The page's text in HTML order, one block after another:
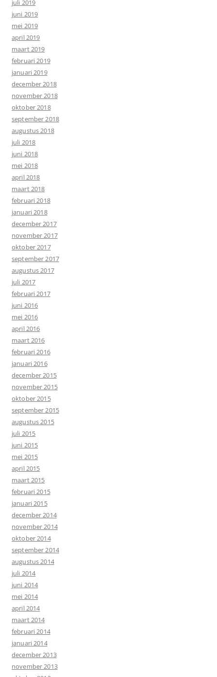
juli 2019
juni 2019
mei 2019
april 2019
maart 2019
februari 2019
januari 2019
december 2018
november 2018
oktober 2018
september 2018
augustus 2018
juli 2018
juni 2018
mei 2018
april 2018
maart 2018
februari 2018
januari 2018
december 2017
november 2017
oktober 2017
september 2017
augustus 2017
juli 2017
februari 2017
juni 2016
mei 2016
april 2016
maart 2016
februari 2016
januari 2016
december 2015
november 2015
oktober 2015
september 2015
augustus 2015
juli 2015
juni 2015
mei 2015
april 2015
maart 2015
februari 2015
januari 2015
december 2014
november 2014
oktober 2014
september 2014
augustus 2014
juli 2014
juni 2014
mei 2014
april 2014
maart 2014
februari 2014
januari 2014
december 2013
november 2013